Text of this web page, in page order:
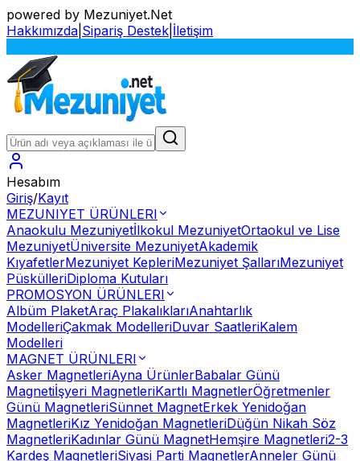
powered by Mezuniyet.Net
Hakkımızda Sipariş Destek İletişim
Hesabım
Giriş/Kayıt
MEZUNIYET ÜRÜNLERI
Anaokulu Mezuniyetİlkokul MezuniyetOrtaokul ve Lise
MezuniyetÜniversite MezuniyetAkademik
KıyafetlerMezuniyet KepleriMezuniyet ŞallarıMezuniyet
PüskülleriDiploma Kutuları
PROMOSYON ÜRÜNLERI
Albüm PlaketAraç PlakalıklarıAnahtarlık
ModelleriÇakmak ModelleriDuvar SaatleriKalem
Modelleri
MAGNET ÜRÜNLERI
Asker MagnetleriAyna ÜrünlerBabalar Günü
Magnetiİşyeri MagnetleriKartlı MagnetlerÖğretmenler
Günü MagnetleriSünnet MagnetErkek Yenidoğan
MagnetleriKız Yenidoğan MagnetleriDüğün Nikah Söz
MagnetleriKadınlar Günü MagnetHemşire Magnetleri2-3
Kardeş MagnetleriSiyasi Parti MagnetlerAnneler Günü